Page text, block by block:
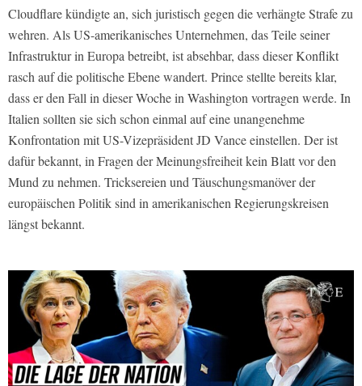
Cloudflare kündigte an, sich juristisch gegen die verhängte Strafe zu
wehren. Als US-amerikanisches Unternehmen, das Teile seiner
Infrastruktur in Europa betreibt, ist absehbar, dass dieser Konflikt
rasch auf die politische Ebene wandert. Prince stellte bereits klar,
dass er den Fall in dieser Woche in Washington vortragen werde. In
Italien sollten sie sich schon einmal auf eine unangenehme
Konfrontation mit US-Vizepräsident JD Vance einstellen. Der ist
dafür bekannt, in Fragen der Meinungsfreiheit kein Blatt vor den
Mund zu nehmen. Tricksereien und Täuschungsmanöver der
europäischen Politik sind in amerikanischen Regierungskreisen
längst bekannt.